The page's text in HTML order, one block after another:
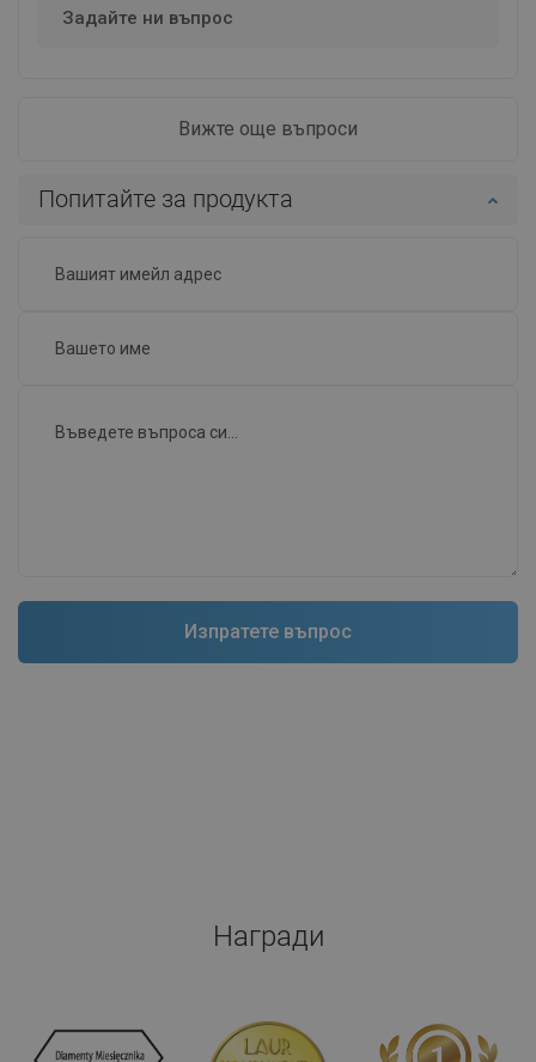
Задайте ни въпрос
Вижте още въпроси
Попитайте за продукта
Награди